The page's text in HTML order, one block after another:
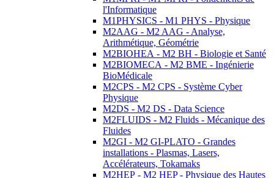
l'Informatique
M1PHYSICS - M1 PHYS - Physique
M2AAG - M2 AAG - Analyse,
Arithmétique, Géométrie
M2BIOHEA - M2 BH - Biologie et Santé
M2BIOMECA - M2 BME - Ingénierie
BioMédicale
M2CPS - M2 CPS - Système Cyber
Physique
M2DS - M2 DS - Data Science
M2FLUIDS - M2 Fluids - Mécanique des
Fluides
M2GI - M2 GI-PLATO - Grandes
installations - Plasmas, Lasers,
Accélérateurs, Tokamaks
M2HEP - M2 HEP - Physique des Hautes